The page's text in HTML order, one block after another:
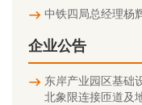
中铁四局总经理杨
企业公告
东岸产业园区基础
北象限连接匝道及